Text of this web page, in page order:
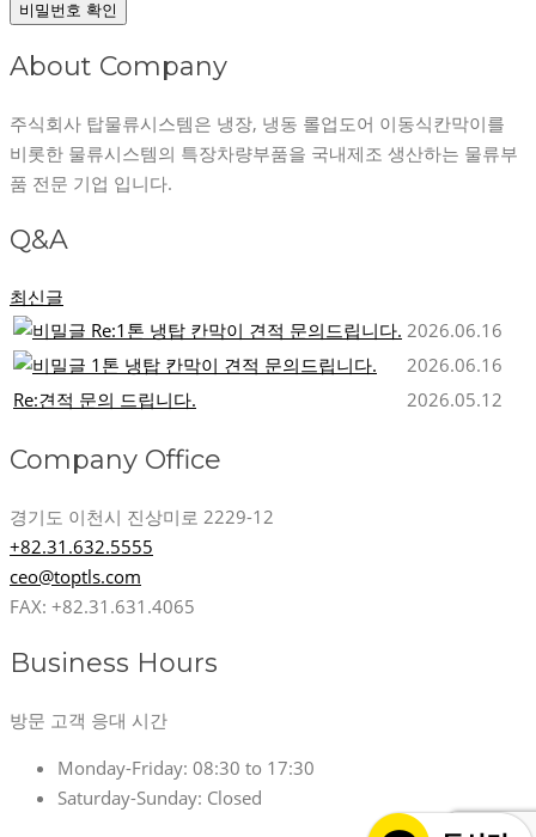
비밀번호 확인
About Company
주식회사 탑물류시스템은 냉장, 냉동 롤업도어 이동식칸막이를
비롯한 물류시스템의 특장차량부품을 국내제조 생산하는 물류부
품 전문 기업 입니다.
Q&A
최신글
Re:1톤 냉탑 칸막이 견적 문의드립니다. 2026.06.16
1톤 냉탑 칸막이 견적 문의드립니다.
2026.06.16
Re:견적 문의 드립니다.
2026.05.12
Company Office
경기도 이천시 진상미로 2229-12
+82.31.632.5555
ceo@toptls.com
FAX: +82.31.631.4065
Business Hours
방문 고객 응대 시간
Monday-Friday: 08:30 to 17:30
Saturday-Sunday: Closed